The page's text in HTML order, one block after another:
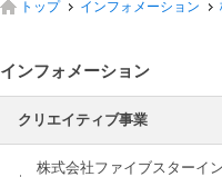
トップ インフォメーション
インフォメーション
クリエイティブ事業
株式会社ファイブスターイ